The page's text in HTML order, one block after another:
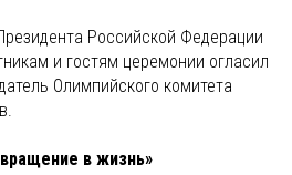
Российской Федерации
и гостям церемонии огласил
Олимпийского комитета
в жизнь»